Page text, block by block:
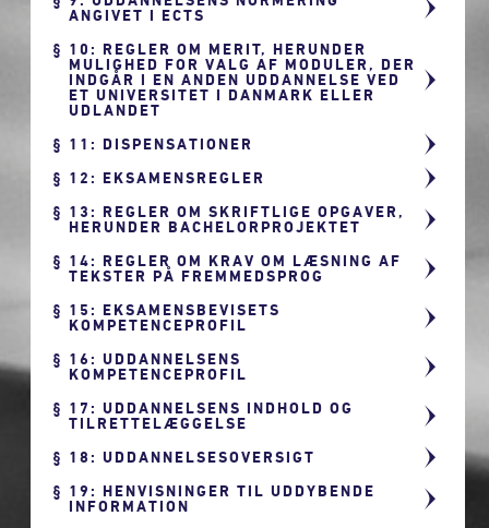
ANGIVET I ECTS
10: REGLER OM MERIT, HERUNDER
MULIGHED FOR VALG AF MODULER, DER
INDGÅR I EN ANDEN UDDANNELSE VED
ET UNIVERSITET I DANMARK ELLER
UDLANDET
11: DISPENSATIONER
12: EKSAMENSREGLER
13: REGLER OM SKRIFTLIGE OPGAVER,
HERUNDER BACHELORPROJEKTET
14: REGLER OM KRAV OM LÆSNING AF
TEKSTER PÅ FREMMEDSPROG
15: EKSAMENSBEVISETS
KOMPETENCEPROFIL
16: UDDANNELSENS
KOMPETENCEPROFIL
17: UDDANNELSENS INDHOLD OG
TILRETTELÆGGELSE
18: UDDANNELSESOVERSIGT
19: HENVISNINGER TIL UDDYBENDE
INFORMATION